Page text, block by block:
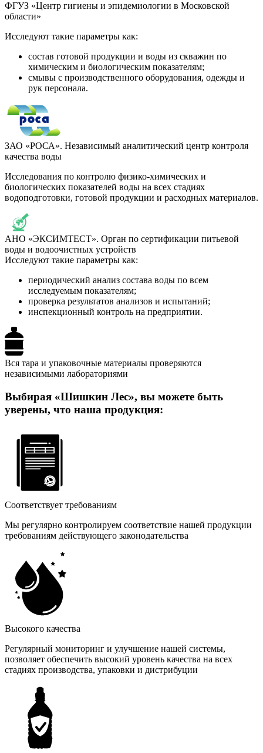
ФГУЗ «Центр гигиены и эпидемиологии в Московской
области»
Исследуют такие параметры как:
состав готовой продукции и воды из скважин по
химическим и биологическим показателям;
смывы с производственного оборудования, одежды и
рук персонала.
ЗАО «РОСА». Независимый аналитический центр контроля
качества воды
Исследования по контролю физико-химических и
биологических показателей воды на всех стадиях
водоподготовки, готовой продукции и расходных материалов.
АНО «ЭКСИМТЕСТ». Орган по сертификации питьевой
воды и водоочистных устройств
Исследуют такие параметры как:
периодический анализ состава воды по всем
исследуемым показателям;
проверка результатов анализов и испытаний;
инспекционный контроль на предприятии.
Вся тара и упаковочные материалы проверяются
независимыми лабораториями
Выбирая «Шишкин Лес», вы можете быть
уверены, что наша продукция:
Соответствует требованиям
Мы регулярно контролируем соответствие нашей продукции
требованиям действующего законодательства
Высокого качества
Регулярный мониторинг и улучшение нашей системы,
позволяет обеспечить высокий уровень качества на всех
стадиях производства, упаковки и дистрибуции